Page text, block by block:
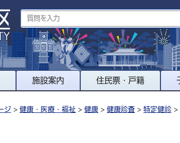
施設案内 住民票・戸籍
ジ > 健康・医療・福祉 > 健康 > 健康診査 > 特定健診 >